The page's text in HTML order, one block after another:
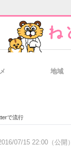
地域
で流行
07/15 22:00（公開）